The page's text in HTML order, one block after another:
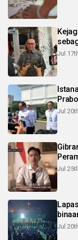
Jul
Jul
Jul
Jul